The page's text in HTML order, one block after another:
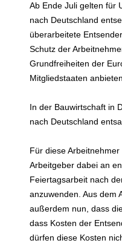
Ab Ende Juli gelten für
nach Deutschland
überarbeitete
Schutz der
Grundfreiheiten der
Mitgliedstaaten
In der Bauwirtschaft in
nach Deutschland
Für diese
Arbeitgeber dabei an
Feiertagsarbeit nach
anzuwenden. Aus dem
außerdem nun, dass
dass Kosten der
dürfen diese Kosten